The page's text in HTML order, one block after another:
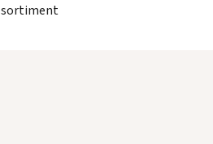
sortiment